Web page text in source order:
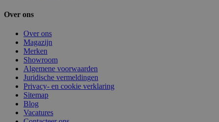
Over ons
Over ons
Magazijn
Merken
Showroom
Algemene voorwaarden
Juridische vermeldingen
Privacy- en cookie verklaring
Sitemap
Blog
Vacatures